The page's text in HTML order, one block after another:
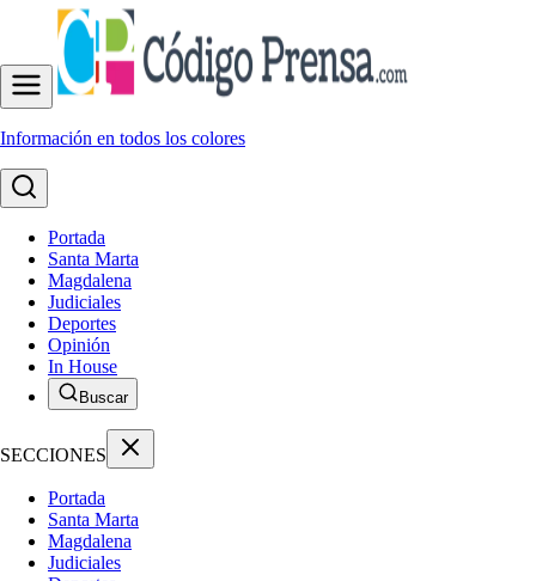
Información en todos los colores
Portada
Santa Marta
Magdalena
Judiciales
Deportes
Opinión
In House
Buscar
SECCIONES
Portada
Santa Marta
Magdalena
Judiciales